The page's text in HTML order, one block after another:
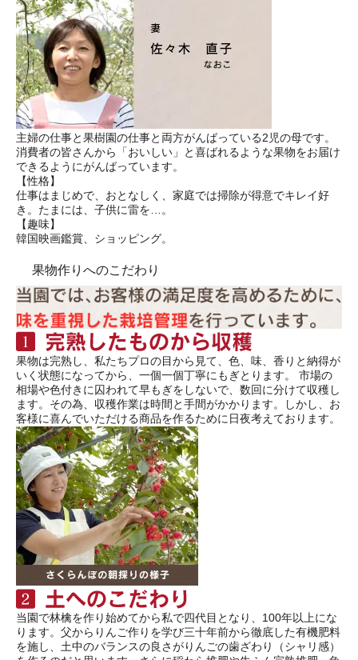
主婦の仕事と果樹園の仕事と両方がんばっている2児の母です。
消費者の皆さんから「おいしい」と喜ばれるような果物をお届け
できるようにがんばっています。
【性格】
仕事はまじめで、おとなしく、家庭では掃除が得意でキレイ好
き。たまには、子供に雷を…。
【趣味】
韓国映画鑑賞、ショッピング。
果物作りへのこだわり
果物は完熟し、私たちプロの目から見て、色、味、香りと納得が
いく状態になってから、一個一個丁寧にもぎとります。 市場の
相場や色付きに囚われて早もぎをしないで、数回に分けて収穫し
ます。その為、収穫作業は時間と手間がかかります。しかし、お
客様に喜んでいただける商品を作るために日夜考えております。
当園で林檎を作り始めてから私で四代目となり、100年以上にな
ります。父からりんご作りを学び三十年前から徹底した有機肥料
を施し、土中のバランスの良さがりんごの歯ざわり（シャリ感）